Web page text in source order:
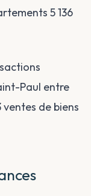
5 136
Paul entre
de biens